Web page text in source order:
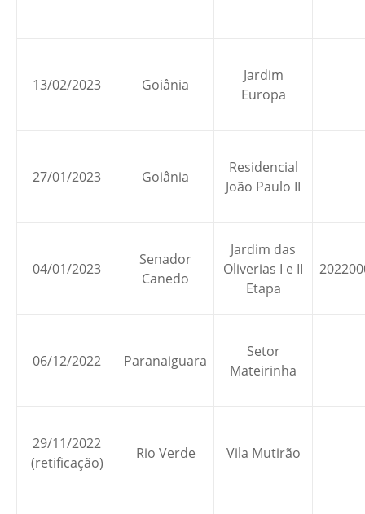
13/02/2023 Goiânia
Jardim
Europa
27/01/2023 Goiânia
Residencial
João Paulo II
04/01/2023
Senador
Canedo
Jardim das
Oliverias I e II
Etapa
06/12/2022 Paranaiguara
Setor
Mateirinha
29/11/2022
(retificação)
Rio Verde Vila Mutirão